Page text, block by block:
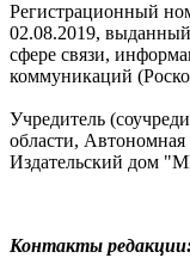
Регистрационный
02.08.2019,
сфере связи,
коммуникаций
Учредитель
области, Автономная
Издательский дом
Контакты